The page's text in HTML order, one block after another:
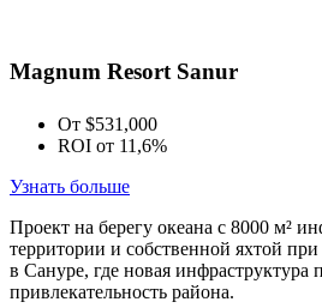
Magnum Resort Sanur
От $531,000
ROI от 11,6%
Узнать больше
Проект на берегу океана с 8000 м²
территории и собственной яхтой
в Сануре, где новая инфраструктура
привлекательность района.